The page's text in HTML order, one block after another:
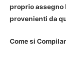
proprio assegno
provenienti da
Come si